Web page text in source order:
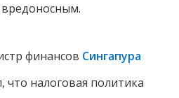
вредоносным.
финансов Сингапура
что налоговая политика